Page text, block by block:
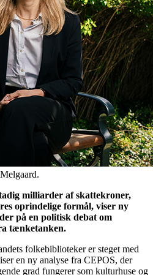
milliarder af skattekroner,
oprindelige formål, viser ny
på en politisk debat om
tænketanken.
folkebiblioteker er steget med
en ny analyse fra CEPOS, der
grad fungerer som kulturhuse og